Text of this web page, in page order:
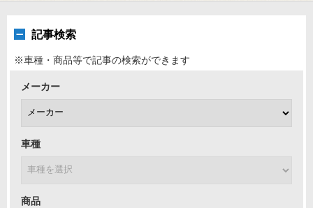
記事検索
※車種・商品等で記事の検索ができます
メーカー
車種
商品